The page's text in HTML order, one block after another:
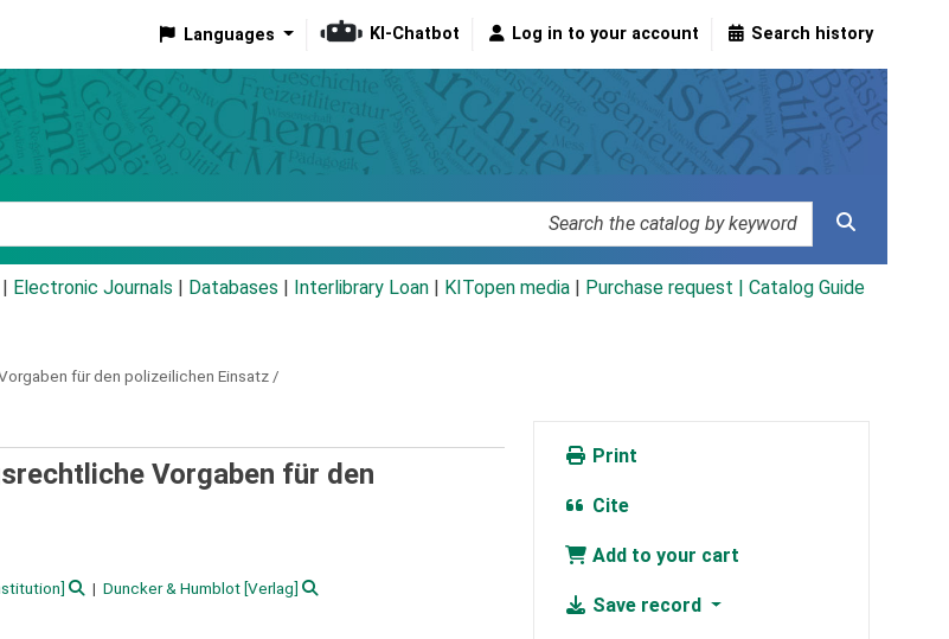
Languages KI-Chatbot Log in to your account Search history
Electronic Journals Databases Interlibrary Loan KITopen media Purchase request | Catalog Guide
für den polizeilichen Einsatz /
Vorgaben für den
Duncker & Humblot[Verlag]
Print
Cite
Add to your cart
Save record